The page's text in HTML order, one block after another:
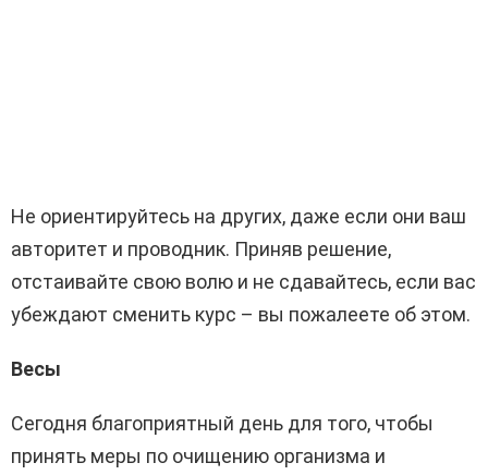
Не ориентируйтесь на других, даже если они ваш
авторитет и проводник. Приняв решение,
отстаивайте свою волю и не сдавайтесь, если вас
убеждают сменить курс – вы пожалеете об этом.
Весы
Сегодня благоприятный день для того, чтобы
принять меры по очищению организма и